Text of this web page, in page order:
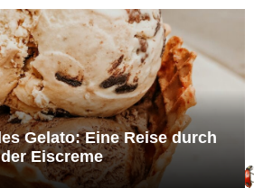
Gelato: Eine Reise durch
Eiscreme